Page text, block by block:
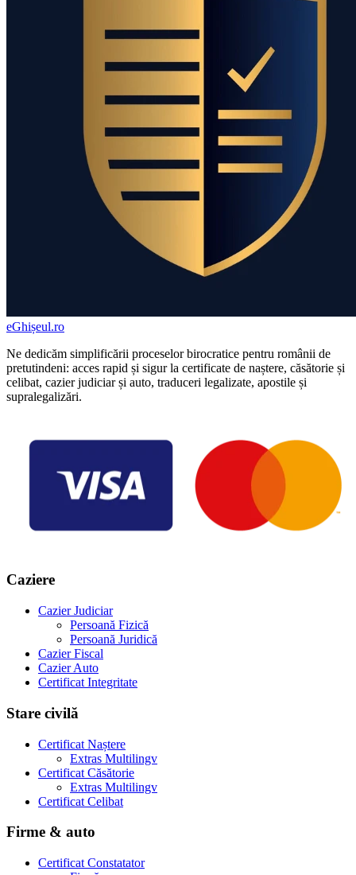
eGhișeul.ro
Ne dedicăm simplificării proceselor birocratice pentru românii de
pretutindeni: acces rapid și sigur la certificate de naștere, căsătorie și
celibat, cazier judiciar și auto, traduceri legalizate, apostile și
supralegalizări.
Caziere
Cazier Judiciar
Persoană Fizică
Persoană Juridică
Cazier Fiscal
Cazier Auto
Certificat Integritate
Stare civilă
Certificat Naștere
Extras Multilingv
Certificat Căsătorie
Extras Multilingv
Certificat Celibat
Firme & auto
Certificat Constatator